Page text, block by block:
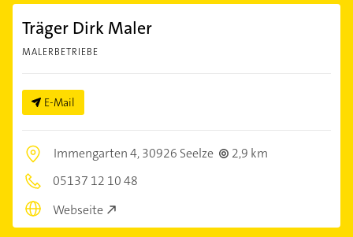
Träger Dirk Maler
MALERBETRIEBE
E-Mail
Immengarten 4,30926 Seelze
2,9 km
05137 12 10 48
Webseite